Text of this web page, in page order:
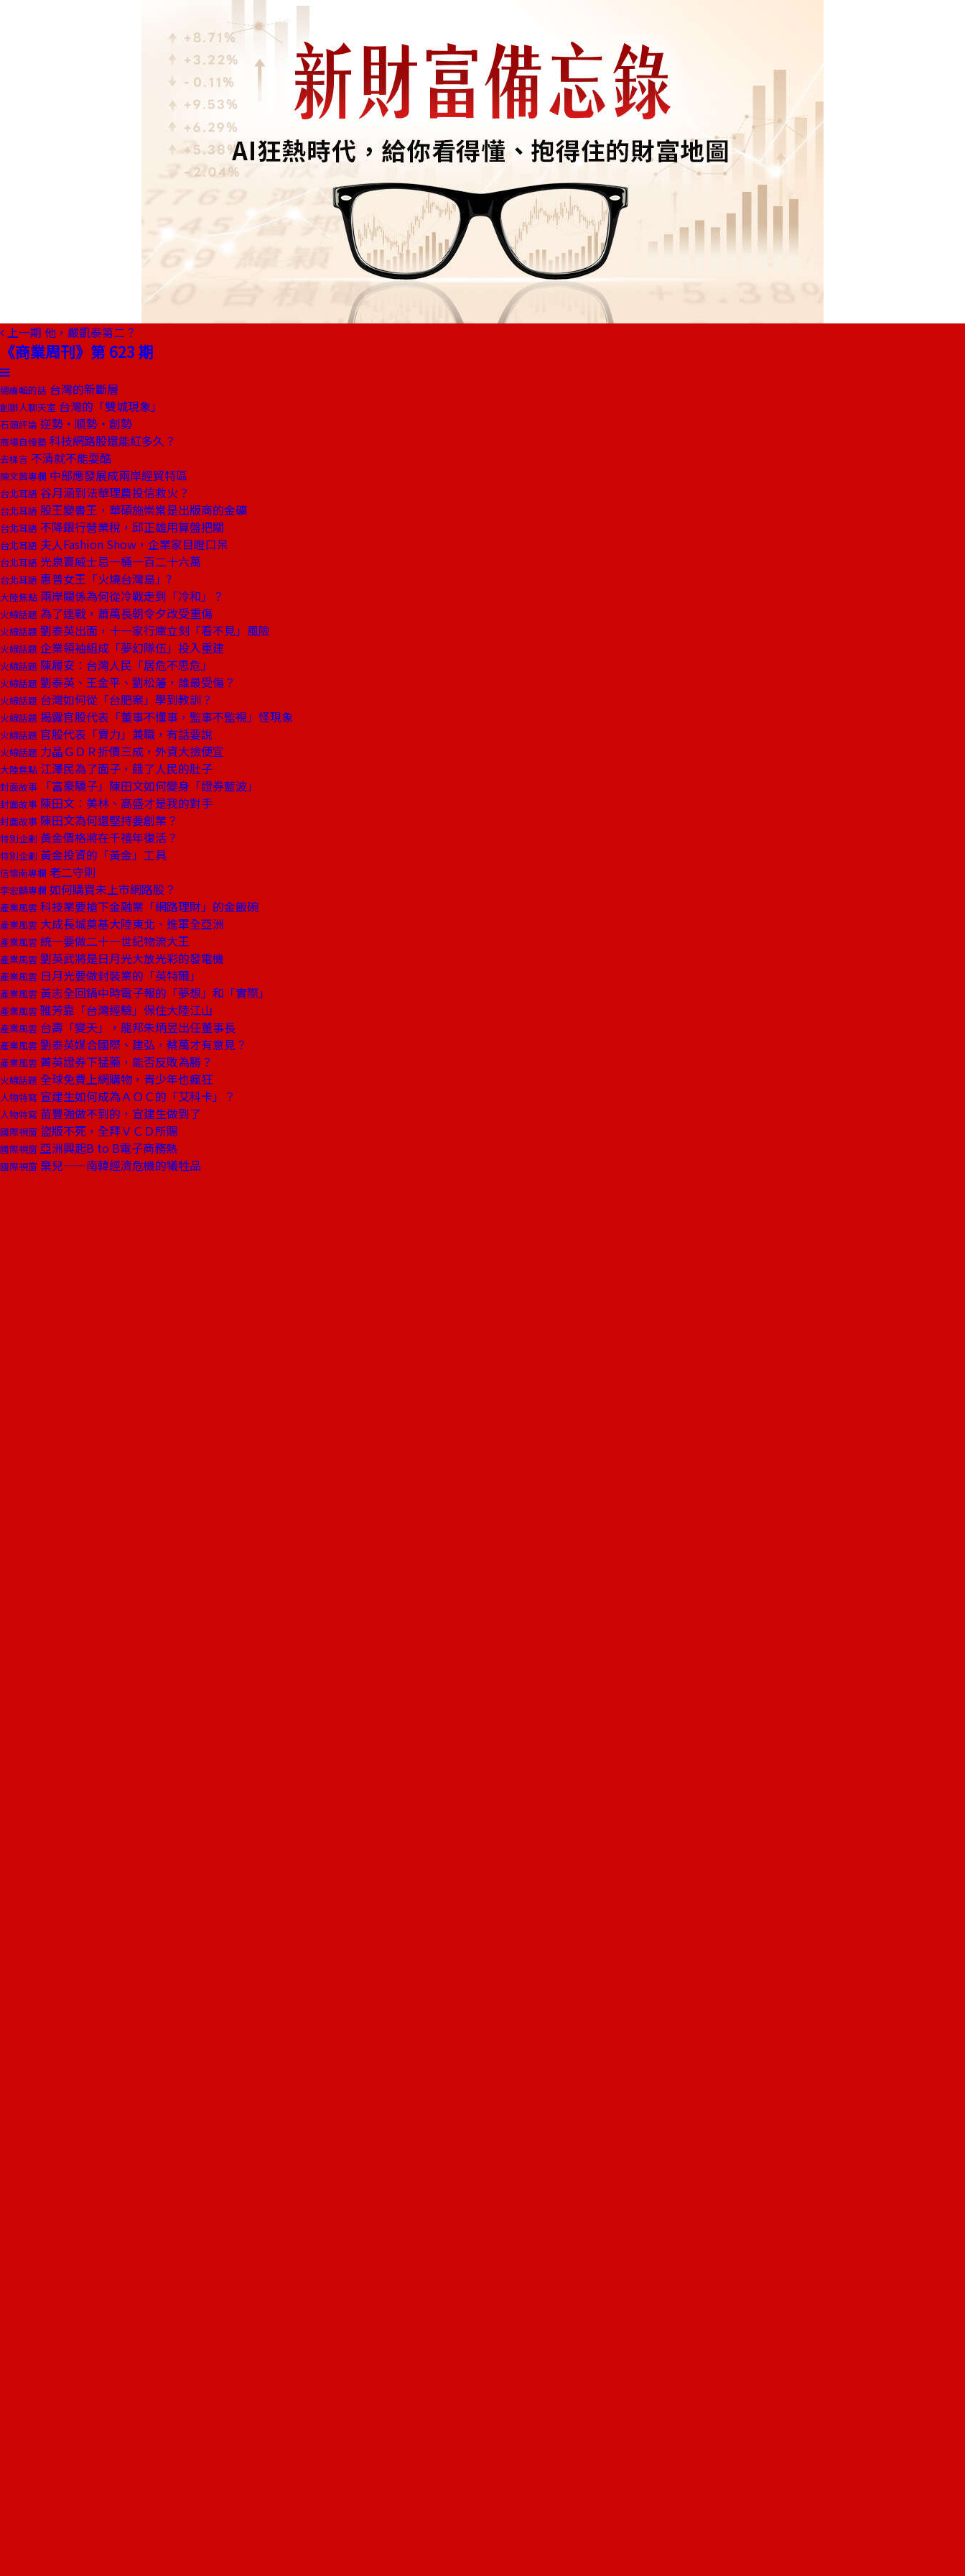
上一期 他，嚴凱泰第二？
《商業周刊》第 623 期
總編輯的話 台灣的新斷層
創辦人聊天室 台灣的「雙城現象」
石頭評論 逆勢‧順勢‧創勢
商場自慢塾 科技網路股還能紅多久？
去梯言 不清就不能耍酷
陳文茜專欄 中部應發展成兩岸經貿特區
台北耳語 谷月涵到法華理農投信救火？
台北耳語 股王變書王，華碩施崇棠是出版商的金礦
台北耳語 不降銀行營業稅，邱正雄用算盤把關
台北耳語 夫人Fashion Show，企業家目瞪口呆
台北耳語 光泉賣威士忌一桶一百二十六萬
台北耳語 惠普女王「火燒台灣島」?
大陸焦點 兩岸關係為何從冷戰走到「冷和」？
火線話題 為了連戰，蕭萬長朝令夕改受重傷
火線話題 劉泰英出面，十一家行庫立刻「看不見」風險
火線話題 企業領袖組成「夢幻隊伍」投入重建
火線話題 陳履安：台灣人民「居危不思危」
火線話題 劉泰英、王金平、劉松藩，誰最受傷？
火線話題 台灣如何從「台肥案」學到教訓？
火線話題 揭露官股代表「董事不懂事，監事不監視」怪現象
火線話題 官股代表「賣力」兼職，有話要說
火線話題 力晶ＧＤＲ折價三成，外資大撿便宜
大陸焦點 江澤民為了面子，餓了人民的肚子
封面故事 「富豪驕子」陳田文如何變身「證券藍波」
封面故事 陳田文：美林、高盛才是我的對手
封面故事 陳田文為何還堅持要創業？
特別企劃 黃金價格將在千禧年復活？
特別企劃 黃金投資的「黃金」工具
信懷南專欄 老二守則
李宏麟專欄 如何購買未上市網路股？
產業風雲 科技業要搶下金融業「網路理財」的金飯碗
產業風雲 大成長城奠基大陸東北、進軍全亞洲
產業風雲 統一要做二十一世紀物流大王
產業風雲 劉英武將是日月光大放光彩的發電機
產業風雲 日月光要做封裝業的「英特爾」
產業風雲 黃志全回鍋中時電子報的「夢想」和「實際」
產業風雲 雅芳靠「台灣經驗」保住大陸江山
產業風雲 台壽「變天」，龍邦朱炳昱出任董事長
產業風雲 劉泰英媒合國際、建弘，蔡萬才有意見？
產業風雲 菁英證券下猛藥，能否反敗為勝？
火線話題 全球免費上網購物，青少年也瘋狂
人物特寫 宣建生如何成為ＡＯＣ的「艾科卡」？
人物特寫 苗豐強做不到的，宣建生做到了
國際視窗 盜版不死，全拜ＶＣＤ所賜
國際視窗 亞洲興起B to B電子商務熱
國際視窗 棄兒——南韓經濟危機的犧牲品